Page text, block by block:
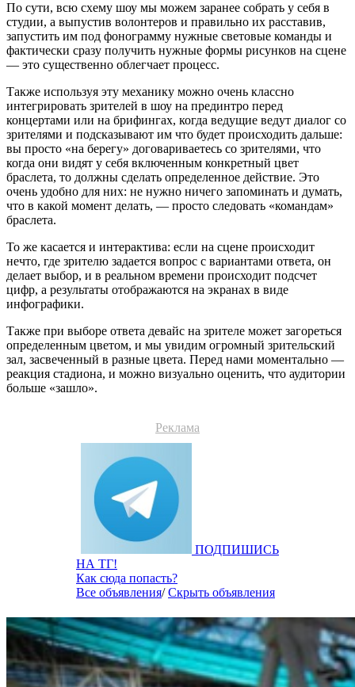
По сути, всю схему шоу мы можем заранее собрать у себя в
студии, а выпустив волонтеров и правильно их расставив,
запустить им под фонограмму нужные световые команды и
фактически сразу получить нужные формы рисунков на сцене
— это существенно облегчает процесс.
Также используя эту механику можно очень классно
интегрировать зрителей в шоу на прединтро перед
концертами или на брифингах, когда ведущие ведут диалог со
зрителями и подсказывают им что будет происходить дальше:
вы просто «на берегу» договариваетесь со зрителями, что
когда они видят у себя включенным конкретный цвет
браслета, то должны сделать определенное действие. Это
очень удобно для них: не нужно ничего запоминать и думать,
что в какой момент делать, — просто следовать «командам»
браслета.
То же касается и интерактива: если на сцене происходит
нечто, где зрителю задается вопрос с вариантами ответа, он
делает выбор, и в реальном времени происходит подсчет
цифр, а результаты отображаются на экранах в виде
инфографики.
Также при выборе ответа девайс на зрителе может загореться
определенным цветом, и мы увидим огромный зрительский
зал, засвеченный в разные цвета. Перед нами моментально —
реакция стадиона, и можно визуально оценить, что аудитории
больше «зашло».
Реклама
ПОДПИШИСЬ
НА ТГ!
Как сюда попасть?
Все объявления/Скрыть объявления